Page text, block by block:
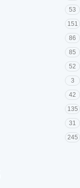
53
151
86
85
52
3
42
135
31
245